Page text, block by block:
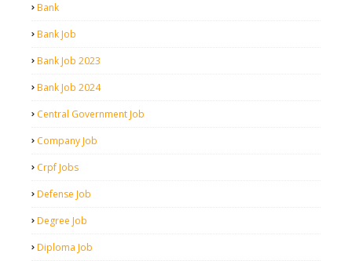
Bank
Bank Job
Bank Job 2023
Bank Job 2024
Central Government Job
Company Job
Crpf Jobs
Defense Job
Degree Job
Diploma Job